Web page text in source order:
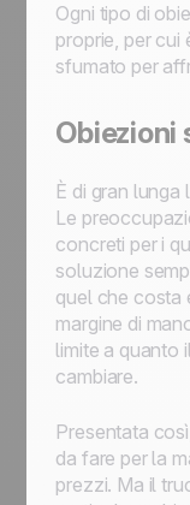
Ogni tipo di
proprie, per cui
sfumato per
Obiezioni
È di gran
Le
concreti per i
soluzione
quel che costa
margine di
limite a quanto
cambiare.
Presentata
da fare per la
prezzi. Ma il